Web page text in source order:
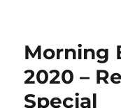
Morning
2020 –
Special